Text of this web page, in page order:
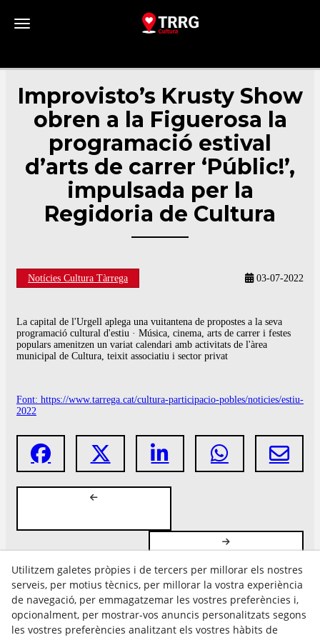
Toggle navigation
Improvisto’s Krusty Show
obren a la Figuerosa la
programació estival
d’arts de carrer ‘Públic!’,
impulsada per la
Regidoria de Cultura
Notícies Cultura Tàrrega 03-07-2022
La capital de l'Urgell aplega una vuitantena de propostes a la seva
programació cultural d'estiu · Música, cinema, arts de carrer i festes
populars amenitzen un variat calendari amb activitats de l'àrea
municipal de Cultura, teixit associatiu i sector privat
Font: https://www.tarrega.cat/cultura-participacio-pobles/noticies/estiu-
2022
Avís Legal
Utilitzem galetes pròpies i de tercers per millorar els nostres
serveis, per motius tècnics, per millorar la vostra experiència
de navegació, per emmagatzemar les vostres preferències i,
opcionalment, per mostrar-vos anuncis personalitzats segons
les vostres preferències analitzant els vostres hàbits de